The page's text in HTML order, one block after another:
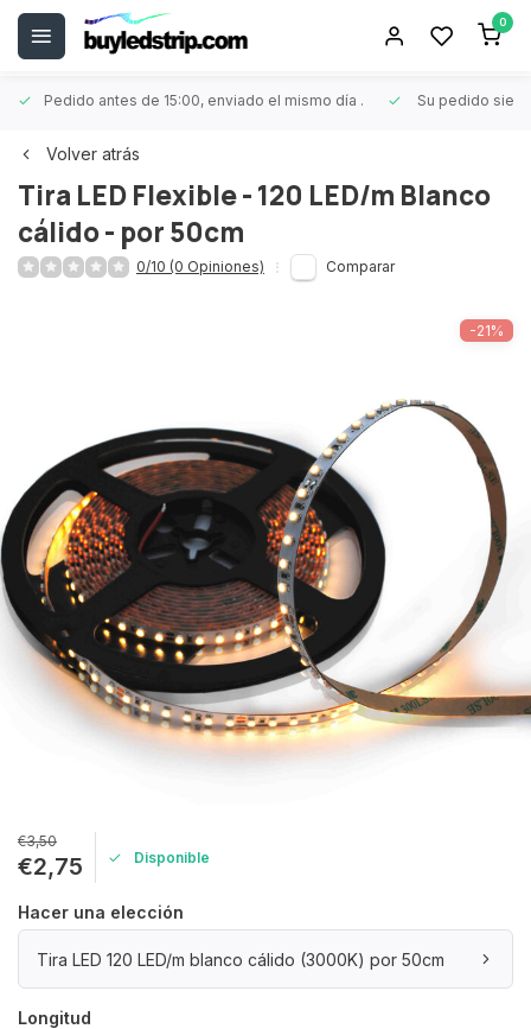
0
Pedido antes de 15:00, enviado el mismo día . Su pedido
Volver atrás
Tira LED Flexible - 120 LED/m Blanco
cálido - por 50cm
0/10 (0 Opiniones) Comparar
-21%
€3,50
€2,75 Disponible
Hacer una elección
Tira LED 120 LED/m blanco cálido (3000K) por 50cm
Longitud